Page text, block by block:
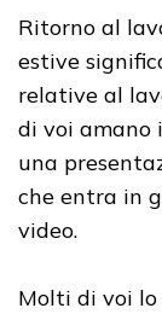
Ritorno al
estive
relative al
di voi amano
una
che entra in
video.
Molti di voi lo